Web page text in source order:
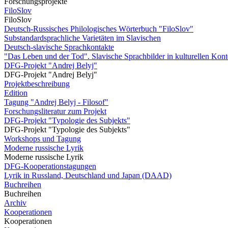
FiloSlov
FiloSlov
Deutsch-Russisches Philologisches Wörterbuch "FiloSlov"
Substandardsprachliche Varietäten im Slavischen
Deutsch-slavische Sprachkontakte
"Das Leben und der Tod". Slavische Sprachbilder in kulturellen
DFG-Projekt "Andrej Belyj"
DFG-Projekt "Andrej Belyj"
Projektbeschreibung
Edition
Tagung "Andrej Belyj - Filosof"
Forschungsliteratur zum Projekt
DFG-Projekt "Typologie des Subjekts"
DFG-Projekt "Typologie des Subjekts"
Workshops und Tagung
Moderne russische Lyrik
Moderne russische Lyrik
DFG-Kooperationstagungen
Lyrik in Russland, Deutschland und Japan (DAAD)
Buchreihen
Buchreihen
Archiv
Kooperationen
Kooperationen